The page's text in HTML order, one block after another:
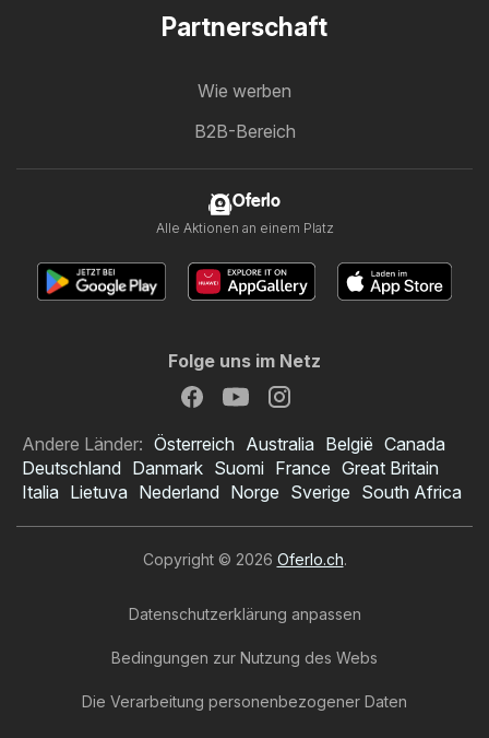
Partnerschaft
Wie werben
B2B-Bereich
Oferlo
Alle Aktionen an einem Platz
Folge uns im Netz
Andere Länder: Österreich Australia België Canada
Deutschland Danmark Suomi France Great Britain
Italia Lietuva Nederland Norge Sverige South Africa
Copyright © 2026 Oferlo.ch.
Datenschutzerklärung anpassen
Bedingungen zur Nutzung des Webs
Die Verarbeitung personenbezogener Daten